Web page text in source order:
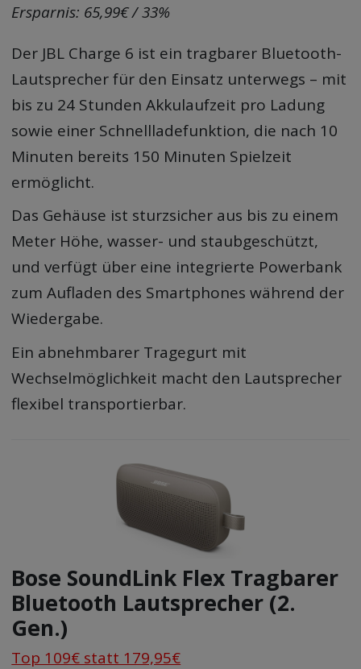
Ersparnis: 65,99€ / 33%
Der JBL Charge 6 ist ein tragbarer Bluetooth-
Lautsprecher für den Einsatz unterwegs – mit
bis zu 24 Stunden Akkulaufzeit pro Ladung
sowie einer Schnellladefunktion, die nach 10
Minuten bereits 150 Minuten Spielzeit
ermöglicht.
Das Gehäuse ist sturzsicher aus bis zu einem
Meter Höhe, wasser- und staubgeschützt,
und verfügt über eine integrierte Powerbank
zum Aufladen des Smartphones während der
Wiedergabe.
Ein abnehmbarer Tragegurt mit
Wechselmöglichkeit macht den Lautsprecher
flexibel transportierbar.
Bose SoundLink Flex Tragbarer
Bluetooth Lautsprecher (2.
Gen.)
Top 109€ statt 179,95€